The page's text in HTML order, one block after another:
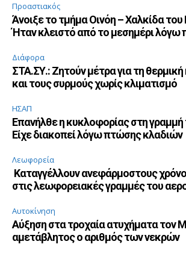
Προαστιακός
Άνοιξε το τμήμα Οινόη – Χαλκίδα
Ήταν κλειστό από το μεσημέρι λόγω
Διάφορα
ΣΤΑ.ΣΥ.: Ζητούν μέτρα για τη
και τους συρμούς χωρίς κλιματισμό
ΗΣΑΠ
Επανήλθε η κυκλοφορίας στη
Είχε διακοπεί λόγω πτώσης κλαδιών
Λεωφορεία
Καταγγέλλουν ανεφάρμοστους
στις λεωφορειακές γραμμές του
Αυτοκίνηση
Αύξηση στα τροχαία ατυχήματα τον
αμετάβλητος ο αριθμός των νεκρών